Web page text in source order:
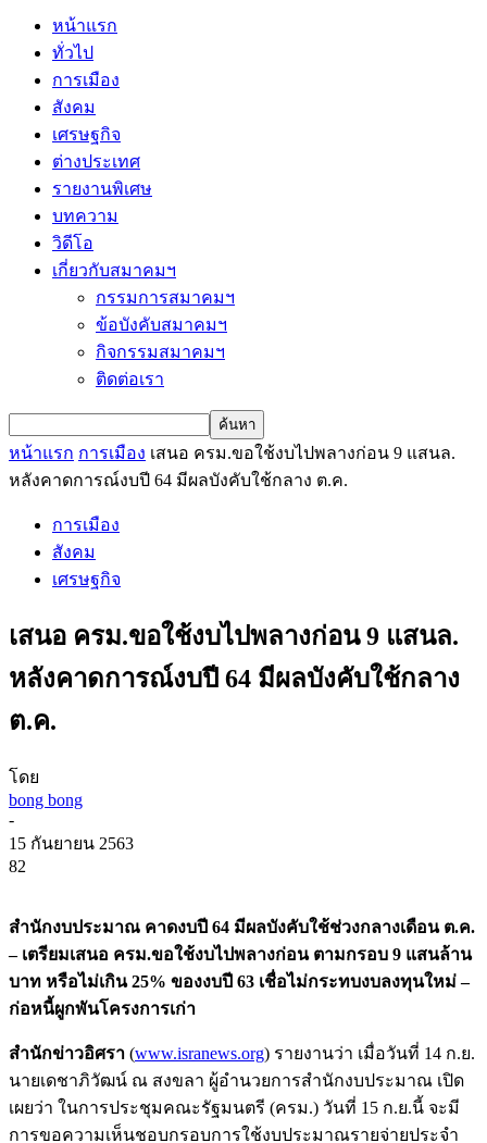
หน้าแรก
ทั่วไป
การเมือง
สังคม
เศรษฐกิจ
ต่างประเทศ
รายงานพิเศษ
บทความ
วิดีโอ
เกี่ยวกับสมาคมฯ
กรรมการสมาคมฯ
ข้อบังคับสมาคมฯ
กิจกรรมสมาคมฯ
ติดต่อเรา
หน้าแรก การเมือง เสนอ ครม.ขอใช้งบไปพลางก่อน 9 แสนล.
หลังคาดการณ์งบปี 64 มีผลบังคับใช้กลาง ต.ค.
การเมือง
สังคม
เศรษฐกิจ
เสนอ ครม.ขอใช้งบไปพลางก่อน 9 แสนล.
หลังคาดการณ์งบปี 64 มีผลบังคับใช้กลาง
ต.ค.
โดย
bong bong
-
15 กันยายน 2563
82
สำนักงบประมาณ คาดงบปี 64 มีผลบังคับใช้ช่วงกลางเดือน ต.ค.
– เตรียมเสนอ ครม.ขอใช้งบไปพลางก่อน ตามกรอบ 9 แสนล้าน
บาท หรือไม่เกิน 25% ของงบปี 63 เชื่อไม่กระทบงบลงทุนใหม่ –
ก่อหนี้ผูกพันโครงการเก่า
สำนักข่าวอิศรา (www.isranews.org) รายงานว่า เมื่อวันที่ 14 ก.ย.
นายเดชาภิวัฒน์ ณ สงขลา ผู้อำนวยการสำนักงบประมาณ เปิด
เผยว่า ในการประชุมคณะรัฐมนตรี (ครม.) วันที่ 15 ก.ย.นี้ จะมี
การขอความเห็นชอบกรอบการใช้งบประมาณรายจ่ายประจำ